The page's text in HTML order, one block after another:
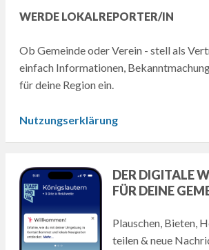
WERDE LOKALREPORTER/IN
Ob Gemeinde oder Verein - stell als
einfach Informationen,
für deine Region ein.
Nutzungserklärung
DER DIGITALE
FÜR DEINE
Plauschen, Bieten,
teilen & neue